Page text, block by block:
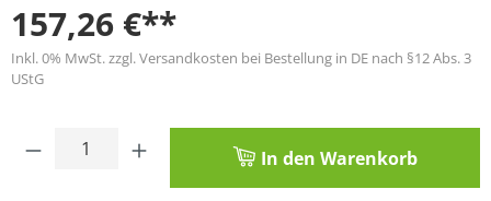
157,26 €**
Inkl. 0% MwSt. zzgl. Versandkosten bei Bestellung in DE nach §12 Abs. 3
UStG
Produkt Anzahl: Gib den gewünschten
In den Warenkorb